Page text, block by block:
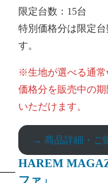
限定台数：15台
特別価格分は限定
す。
※生地が選べる通常
価格分を販売中の
いただけます。
→ 商品詳細・ご
HAREM
ファ」